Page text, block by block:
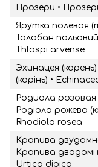
Прозери •
Ярутка полевая
Талабан
Thlaspi arvense
Эхинацея (корень)
(корінь) •
Родиола розовая
Родіола рожева
Rhodiola rosea
Крапива
Кропива
Urtica dioica